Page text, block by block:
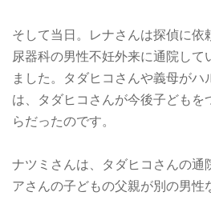
そして当日。レナさんは探偵に依
尿器科の男性不妊外来に通院して
ました。タダヒコさんや義母が
は、タダヒコさんが今後子どもを
らだったのです。
ナツミさんは、タダヒコさんの通
アさんの子どもの父親が別の男性